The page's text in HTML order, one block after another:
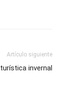
Artículo siguiente
invernal